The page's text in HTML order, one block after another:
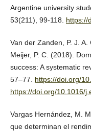
Argentine university
53(211), 99-118. https://
Van der Zanden, P. J.
Meijer, P. C. (2018).
success: A systematic
57–77. https://doi.org/
https://doi.org/10.1016/
Vargas Hernández, M.
que determinan el